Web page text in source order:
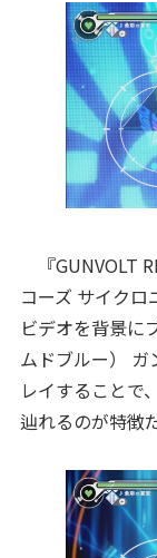
『GUNVOLT
コーズ サイク
ビデオを背景に
ムドブルー）
レイすることで
辿れるのが特徴